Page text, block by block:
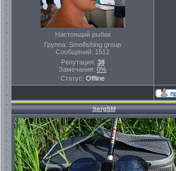
Настоящий рыбак
Группа: Smolfishing group
Сообщений: 1512
Репутация: 38
Замечания: 0%
Статус: Offline
SergSM